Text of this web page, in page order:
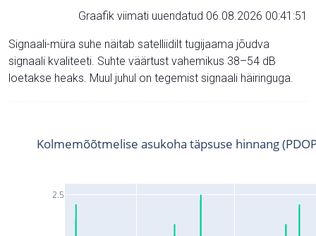
Graafik viimati uuendatud 06.08.2026 00:41:51
Signaali-müra suhe näitab satelliidilt tugijaama jõudva
signaali kvaliteeti. Suhte väärtust vahemikus 38–54 dB
loetakse heaks. Muul juhul on tegemist signaali häiringuga.
2.5
Kolmemõõtmelise asukoha täpsuse hinnang